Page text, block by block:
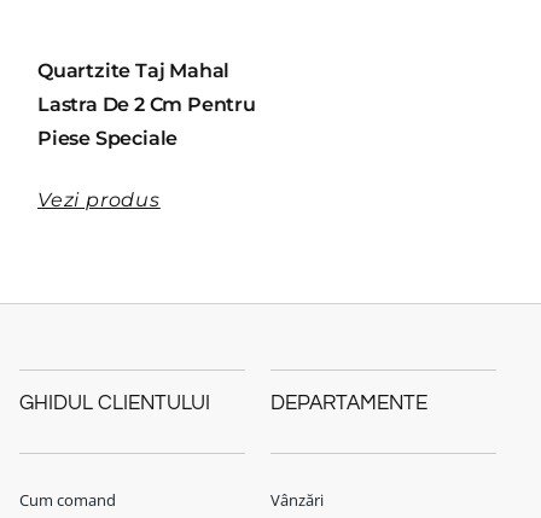
Quartzite Taj Mahal
Lastra De 2 Cm Pentru
Piese Speciale
Vezi produs
GHIDUL CLIENTULUI
Cum comand
DEPARTAMENTE
Vânzări